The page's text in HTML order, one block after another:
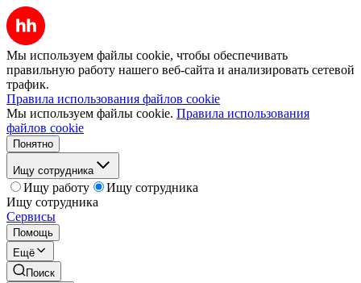
Мы используем файлы cookie, чтобы обеспечивать
правильную работу нашего веб-сайта и анализировать сетевой
трафик.
Правила использования файлов cookie
Мы используем файлы cookie. Правила использования
файлов cookie
Понятно
Ищу сотрудника
Ищу работу
Ищу сотрудника
Ищу сотрудника
Сервисы
Помощь
Ещё
Поиск